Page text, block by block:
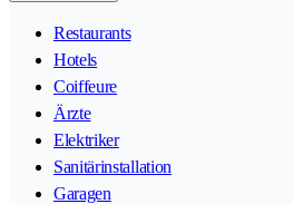
Restaurants
Hotels
Coiffeure
Ärzte
Elektriker
Sanitärinstallation
Garagen